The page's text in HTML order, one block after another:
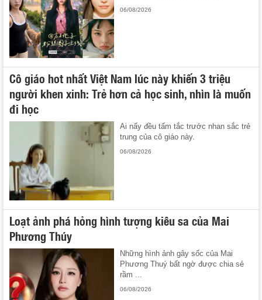
06/08/2026
Cô giáo hot nhất Việt Nam lúc này khiến 3 triệu
người khen xinh: Trẻ hơn cả học sinh, nhìn là muốn
đi học
Ai nấy đều tấm tắc trước nhan sắc trẻ
trung của cô giáo này.
06/08/2026
Loạt ảnh phá hỏng hình tượng kiêu sa của Mai
Phương Thúy
Những hình ảnh gây sốc của Mai
Phương Thuý bất ngờ được chia sẻ
rầm ...
06/08/2026